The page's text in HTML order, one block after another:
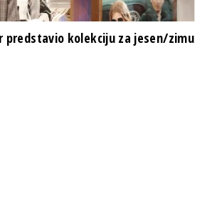
predstavio kolekciju za jesen/zimu